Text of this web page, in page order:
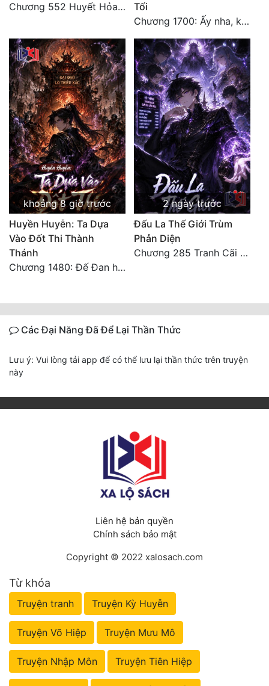
Chương 552 Huyết Hỏa Độn Hư, nhân quả chưa dứt
Tối
Chương 1700: Ấy nha, không có chuyện gì!
khoảng 8 giờ trước
Huyền Huyễn: Ta Dựa
Vào Đốt Thi Thành
Thánh
Chương 1480: Đế Đan hiện
2 ngày trước
Đấu La Thế Giới Trùm
Phản Diện
Chương 285 Tranh Cãi Giữa Sư Đồ
Các Đại Năng Đã Để Lại Thần Thức
Lưu ý: Vui lòng tải app để có thể lưu lại thần thức trên truyện
này
Liên hệ bản quyền
Chính sách bảo mật
Copyright © 2022 xalosach.com
Từ khóa
Truyện tranh Truyện Kỳ Huyễn
Truyện Võ Hiệp Truyện Mưu Mô
Truyện Nhập Môn Truyện Tiên Hiệp